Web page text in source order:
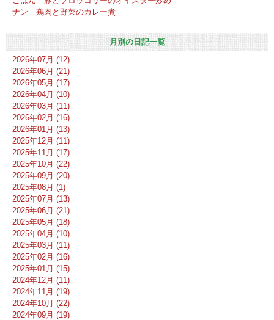
ナン 鶏肉と野菜のカレー煮
月別の日記一覧
2026年07月 (12)
2026年06月 (21)
2026年05月 (17)
2026年04月 (10)
2026年03月 (11)
2026年02月 (16)
2026年01月 (13)
2025年12月 (11)
2025年11月 (17)
2025年10月 (22)
2025年09月 (20)
2025年08月 (1)
2025年07月 (13)
2025年06月 (21)
2025年05月 (18)
2025年04月 (10)
2025年03月 (11)
2025年02月 (16)
2025年01月 (15)
2024年12月 (11)
2024年11月 (19)
2024年10月 (22)
2024年09月 (19)